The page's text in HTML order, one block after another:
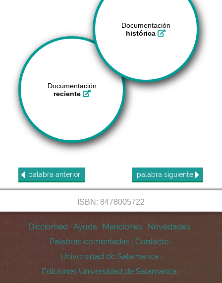
Documentación
histórica
Documentación
reciente
palabra anterior palabra siguiente
ISBN: 8478005722
Dicciomed · Ayuda · Menciones · Novedades ·
Palabras comentadas · Contacto ·
Universidad de Salamanca ·
Ediciones Universidad de Salamanca ·